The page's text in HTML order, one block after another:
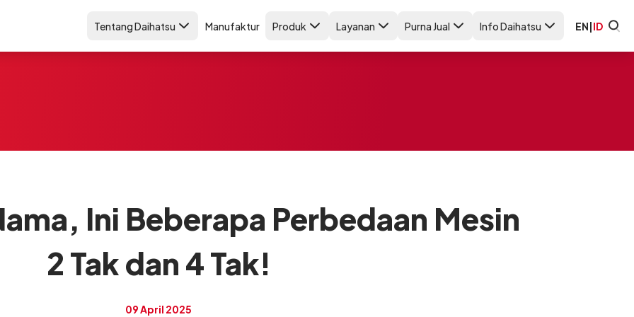
Tentang Daihatsu Manufaktur Produk Layanan Purna Jual Info Daihatsu EN|ID
Ini Beberapa Perbedaan Mesin
2 Tak dan 4 Tak!
09 April 2025